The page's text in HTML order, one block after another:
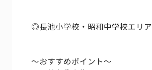
◎長池小学校・昭和中学校エリア
～おすすめポイント～